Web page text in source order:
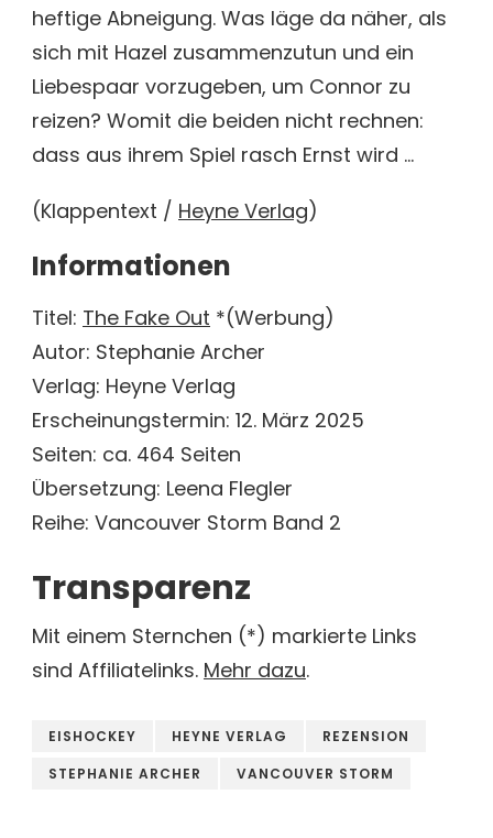
heftige Abneigung. Was läge da näher, als
sich mit Hazel zusammenzutun und ein
Liebespaar vorzugeben, um Connor zu
reizen? Womit die beiden nicht rechnen:
dass aus ihrem Spiel rasch Ernst wird …
(Klappentext / Heyne Verlag)
Informationen
Titel: The Fake Out *(Werbung)
Autor: Stephanie Archer
Verlag: Heyne Verlag
Erscheinungstermin: 12. März 2025
Seiten: ca. 464 Seiten
Übersetzung: Leena Flegler
Reihe: Vancouver Storm Band 2
Transparenz
Mit einem Sternchen (*) markierte Links
sind Affiliatelinks. Mehr dazu.
EISHOCKEY HEYNE VERLAG
REZENSION
STEPHANIE ARCHER
VANCOUVER STORM